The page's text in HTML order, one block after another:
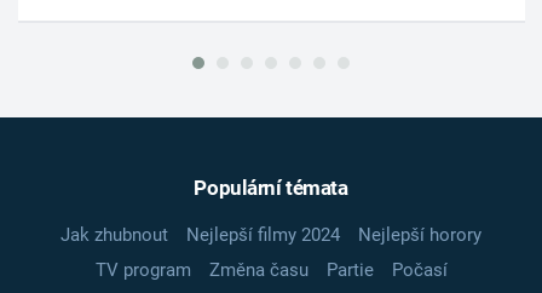
Populární témata
Jak zhubnout Nejlepší filmy 2024
Nejlepší horory
TV program
Změna času Partie
Počasí